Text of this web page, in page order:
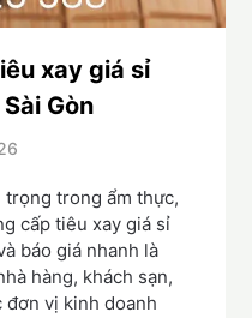
xay giá sỉ
Gòn
trọng trong ẩm thực,
cấp tiêu xay giá sỉ
báo giá nhanh là
hàng, khách sạn,
đơn vị kinh doanh